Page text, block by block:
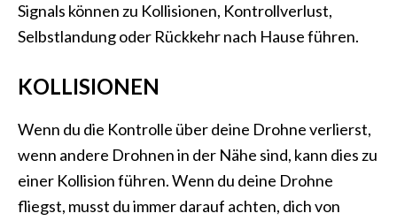
Signals können zu Kollisionen, Kontrollverlust,
Selbstlandung oder Rückkehr nach Hause führen.
KOLLISIONEN
Wenn du die Kontrolle über deine Drohne verlierst,
wenn andere Drohnen in der Nähe sind, kann dies zu
einer Kollision führen. Wenn du deine Drohne
fliegst, musst du immer darauf achten, dich von